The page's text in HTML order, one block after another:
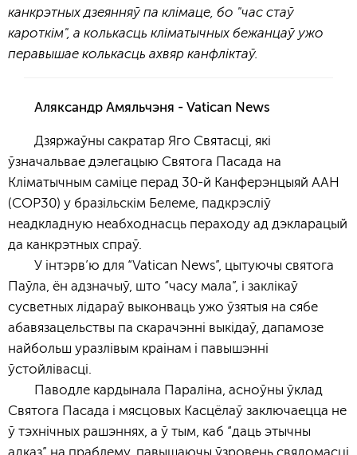
канкрэтных дзеянняў па клімаце, бо "час стаў
кароткім", а колькасць кліматычных бежанцаў ужо
перавышае колькасць ахвяр канфліктаў.
Аляксандр Амяльчэня - Vatican News
Дзяржаўны сакратар Яго Святасці, які
ўзначальвае дэлегацыю Святога Пасада на
Кліматычным саміце перад 30-й Канферэнцыяй ААН
(COP30) у бразільскім Белеме, падкрэсліў
неадкладную неабходнасць пераходу ад дэкларацый
да канкрэтных спраў.
У інтэрв’ю для “Vatican News”, цытуючы святога
Паўла, ён адзначыў, што “часу мала”, і заклікаў
сусветных лідараў выконваць ужо ўзятыя на сябе
абавязацельствы па скарачэнні выкідаў, дапамозе
найбольш уразлівым краінам і павышэнні
ўстойлівасці.
Паводле кардынала Параліна, асноўны ўклад
Святога Пасада і мясцовых Касцёлаў заключаецца не
ў тэхнічных рашэннях, а ў тым, каб “даць этычны